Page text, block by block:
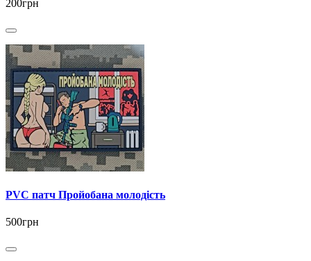
200грн
PVC патч Пройобана молодість
500грн